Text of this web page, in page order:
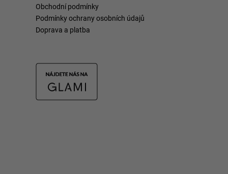
Obchodní podmínky
Podmínky ochrany osobních údajů
Doprava a platba